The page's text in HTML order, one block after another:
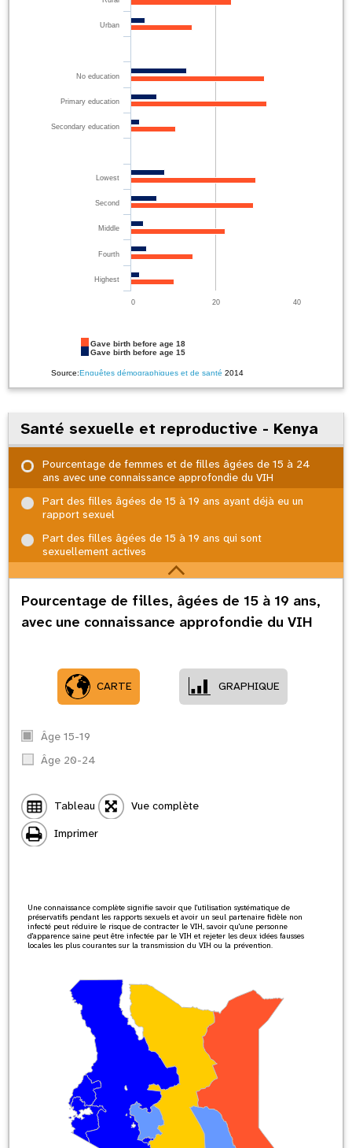
Source:Enquêtes démographiques et de santé 2014
Gave birth before age 18
Gave birth before age 15
Urban
No education
Primary education
Secondary education
Lowest
Second
Middle
Fourth
Highest
0 20 40
Santé sexuelle et reproductive - Kenya
Pourcentage de femmes et de filles âgées de 15 à 24
ans avec une connaissance approfondie du VIH
Part des filles âgées de 15 à 19 ans ayant déjà eu un
rapport sexuel
Part des filles âgées de 15 à 19 ans qui sont
sexuellement actives
Pourcentage de filles, âgées de 15 à 19 ans,
avec une connaissance approfondie du VIH
CARTE GRAPHIQUE
Âge 15-19
Âge 20-24
Tableau
Vue complète
Imprimer
Une connaissance complète signifie savoir que l'utilisation systématique de
préservatifs pendant les rapports sexuels et avoir un seul partenaire fidèle non
infecté peut réduire le risque de contracter le VIH, savoir qu'une personne
d'apparence saine peut être infectée par le VIH et rejeter les deux idées fausses
locales les plus courantes sur la transmission du VIH ou la prévention.